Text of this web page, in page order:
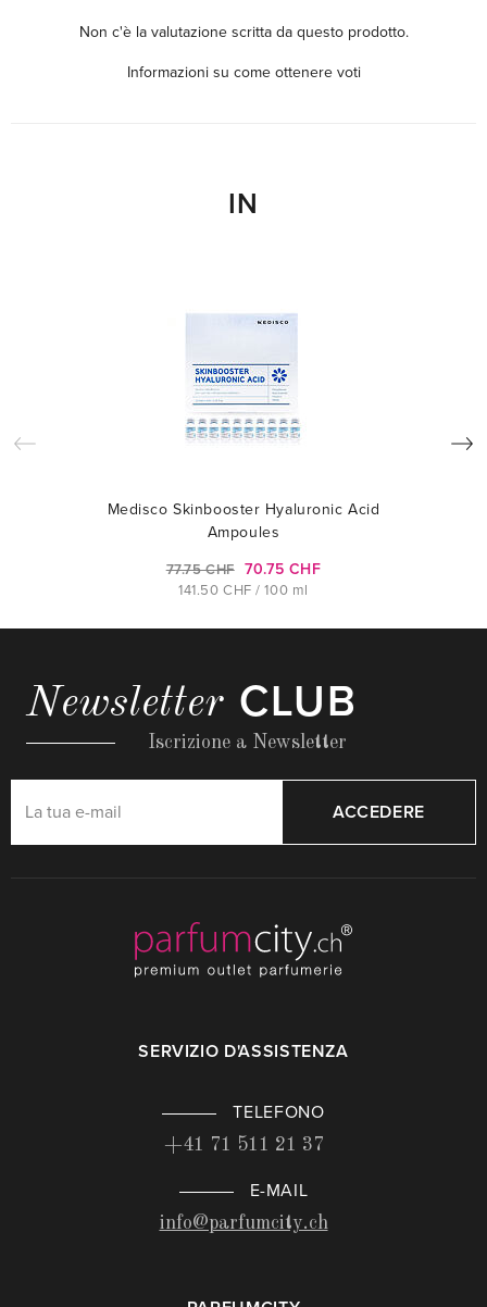
Non c'è la valutazione scritta da questo prodotto.
Informazioni su come ottenere voti
IN
Medisco Skinbooster Hyaluronic Acid
Ampoules
77.75 CHF 70.75 CHF
141.50 CHF / 100 ml
Newsletter CLUB
Iscrizione a Newsletter
ACCEDERE
SERVIZIO D'ASSISTENZA
TELEFONO
+41 71 511 21 37
E-MAIL
info@parfumcity.ch